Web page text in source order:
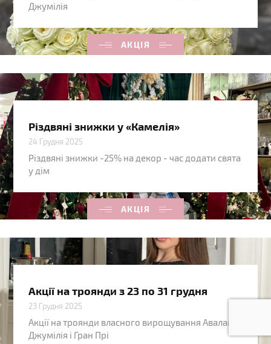
АКЦІЯ
Джумілія
АКЦІЯ
Різдвяні знижки у «Камелія»
24 Грудня 2025
Різдвяні знижки -25% на декор - час додати свята
у дім
Акції на троянди з 23 по 31 грудня
23 Грудня 2025
Акції на троянди власного вирощування Аваланч,
Джумілія і Гран Прі